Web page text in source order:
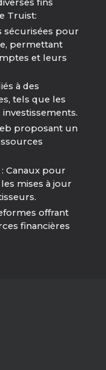
fins
Truist:
sécurisées pour
permettant
et leurs
à des
tels que les
proposant un
Canaux pour
mises à jour
offrant
financières